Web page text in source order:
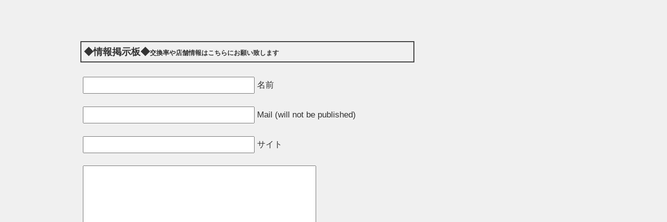
◆情報掲示板◆交換率や店舗情報はこちらにお願い致します
名前
Mail (will not be published)
サイト